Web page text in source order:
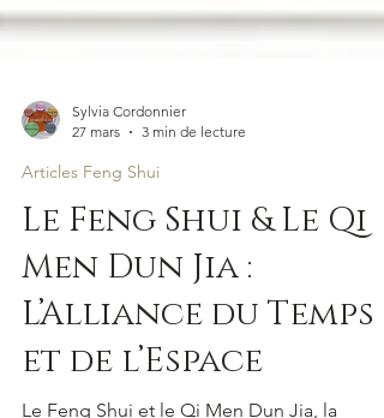
27 mars
3 min de lecture
Articles Feng Shui
Le Feng Shui & Le Qi
Men Dun Jia :
L’Alliance du Temps
et de l’Espace